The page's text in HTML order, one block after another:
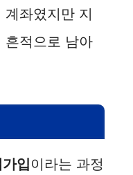
좌였지만 지
흔적으로 남아
입이라는 과정